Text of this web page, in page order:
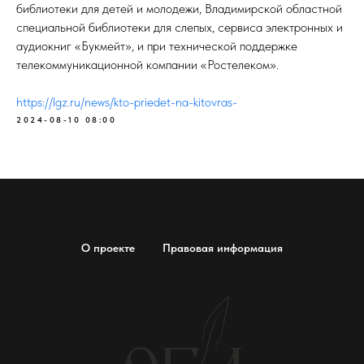
библиотеки для детей и молодежи, Владимирской областной
специальной библиотеки для слепых, сервиса электронных и
аудиокниг «Букмейт», и при технической поддержке
телекоммуникационной компании «Ростелеком».
https://lgz.ru/news/kto-priedet-na-kitovras-
2024-08-10 08:00
О проекте Правовая информация